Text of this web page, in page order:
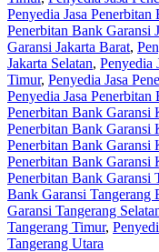
Penyedia Jasa
Penerbitan Bank Garansi
Garansi Jakarta Barat,
Jakarta Selatan, Penyedia
Timur, Penyedia Jasa
Penyedia Jasa
Penerbitan Bank Garansi
Penerbitan Bank Garansi
Penerbitan Bank Garansi
Penerbitan Bank Garansi
Penerbitan Bank Garansi
Bank Garansi Tangerang
Garansi Tangerang
Tangerang Timur,
Tangerang Utara